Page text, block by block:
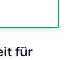
für